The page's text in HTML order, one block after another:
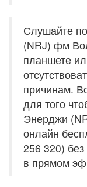
Слушайте
(NRJ) фм
планшете
причинам.
для того
Энерджи
онлайн
256 320)
в прямом